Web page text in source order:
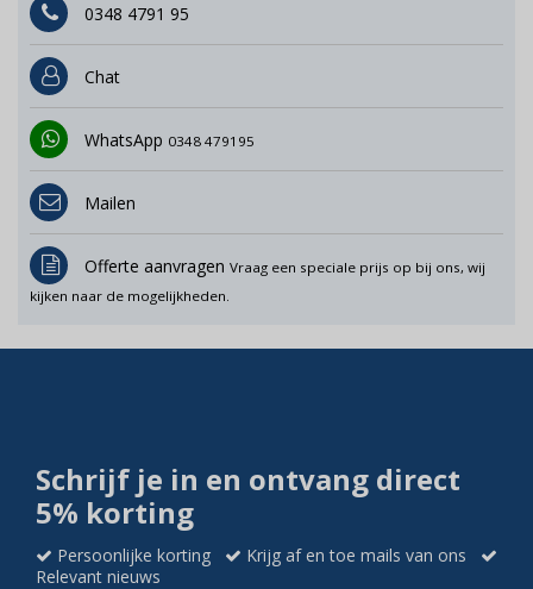
0348 4791 95
Chat
WhatsApp 0348 479195
Mailen
Offerte aanvragen Vraag een speciale prijs op bij ons, wij
kijken naar de mogelijkheden.
Schrijf je in en ontvang direct
5% korting
Persoonlijke korting
Krijg af en toe mails van ons
Relevant nieuws